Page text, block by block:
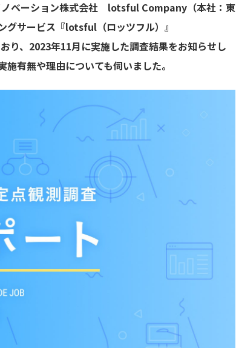
ノベーション株式会社 lotsful Company（本社：東
サービス『lotsful（ロッツフル）』
り、2023年11月に実施した調査結果をお知らせし
有無や理由についても伺いました。